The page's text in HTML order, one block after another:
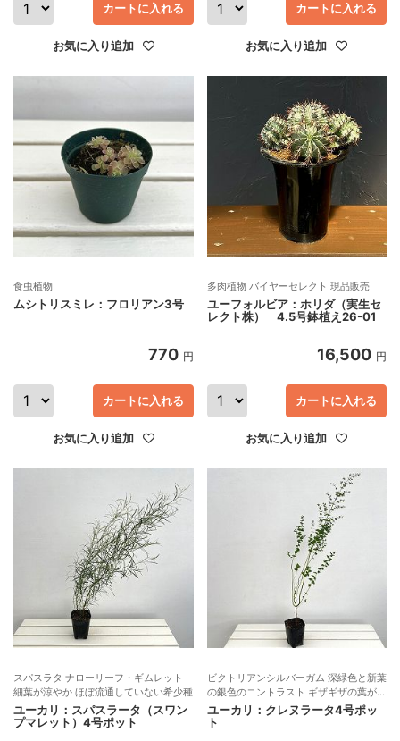
カートに入れる
お気に入り追加
カートに入れる
お気に入り追加
食虫植物
ムシトリスミレ：フロリアン3号
770 円
カートに入れる
お気に入り追加
多肉植物 バイヤーセレクト 現品販売
ユーフォルビア：ホリダ（実生セ
レクト株） 4.5号鉢植え26-01
16,500 円
カートに入れる
お気に入り追加
スパスラタ ナローリーフ・ギムレット
細葉が涼やか ほぼ流通していない希少種
ユーカリ：スパスラータ（スワン
プマレット）4号ポット
ビクトリアンシルバーガム 深緑色と新葉
の銀色のコントラスト ギザギザの葉が可
愛い 切り枝、ユーカリハニーにも
ユーカリ：クレヌラータ4号ポッ
ト